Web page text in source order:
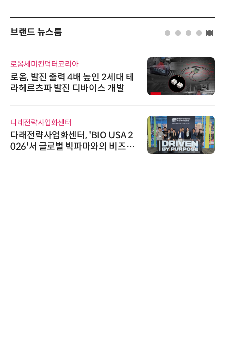
브랜드 뉴스룸
로옴세미컨덕터코리아
로옴, 발진 출력 4배 높인 2세대 테
라헤르츠파 발진 디바이스 개발
다래전략사업화센터
다래전략사업화센터, 'BIO USA 2
026'서 글로벌 빅파마와의 비즈니